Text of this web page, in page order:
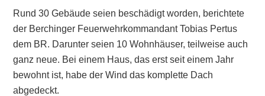
Rund 30 Gebäude seien beschädigt worden, berichtete
der Berchinger Feuerwehrkommandant Tobias Pertus
dem BR. Darunter seien 10 Wohnhäuser, teilweise auch
ganz neue. Bei einem Haus, das erst seit einem Jahr
bewohnt ist, habe der Wind das komplette Dach
abgedeckt.